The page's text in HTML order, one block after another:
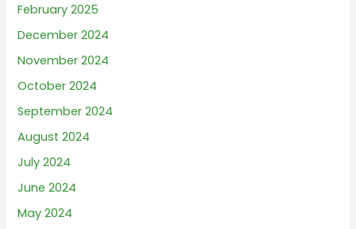
February 2025
December 2024
November 2024
October 2024
September 2024
August 2024
July 2024
June 2024
May 2024